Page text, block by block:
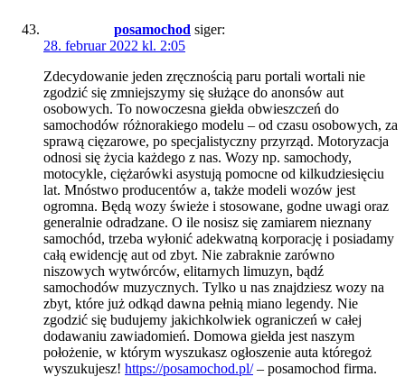
posamochod siger:
28. februar 2022 kl. 2:05
Zdecydowanie jeden zręcznością paru portali wortali nie
zgodzić się zmniejszymy się służące do anonsów aut
osobowych. To nowoczesna giełda obwieszczeń do
samochodów różnorakiego modelu – od czasu osobowych, za
sprawą cięzarowe, po specjalistyczny przyrząd. Motoryzacja
odnosi się życia każdego z nas. Wozy np. samochody,
motocykle, ciężarówki asystują pomocne od kilkudziesięciu
lat. Mnóstwo producentów a, także modeli wozów jest
ogromna. Będą wozy świeże i stosowane, godne uwagi oraz
generalnie odradzane. O ile nosisz się zamiarem nieznany
samochód, trzeba wyłonić adekwatną korporację i posiadamy
całą ewidencję aut od zbyt. Nie zabraknie zarówno
niszowych wytwórców, elitarnych limuzyn, bądź
samochodów muzycznych. Tylko u nas znajdziesz wozy na
zbyt, które już odkąd dawna pełnią miano legendy. Nie
zgodzić się budujemy jakichkolwiek ograniczeń w całej
dodawaniu zawiadomień. Domowa giełda jest naszym
położenie, w którym wyszukasz ogłoszenie auta któregoż
wyszukujesz! https://posamochod.pl/– posamochod firma.